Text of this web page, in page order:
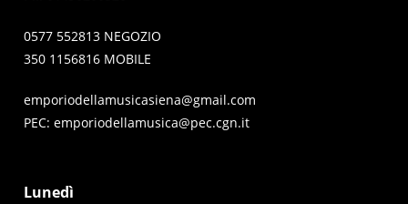
0577 552813 NEGOZIO
350 1156816 MOBILE
emporiodellamusicasiena@gmail.com
PEC:emporiodellamusica@pec.cgn.it
Lunedì